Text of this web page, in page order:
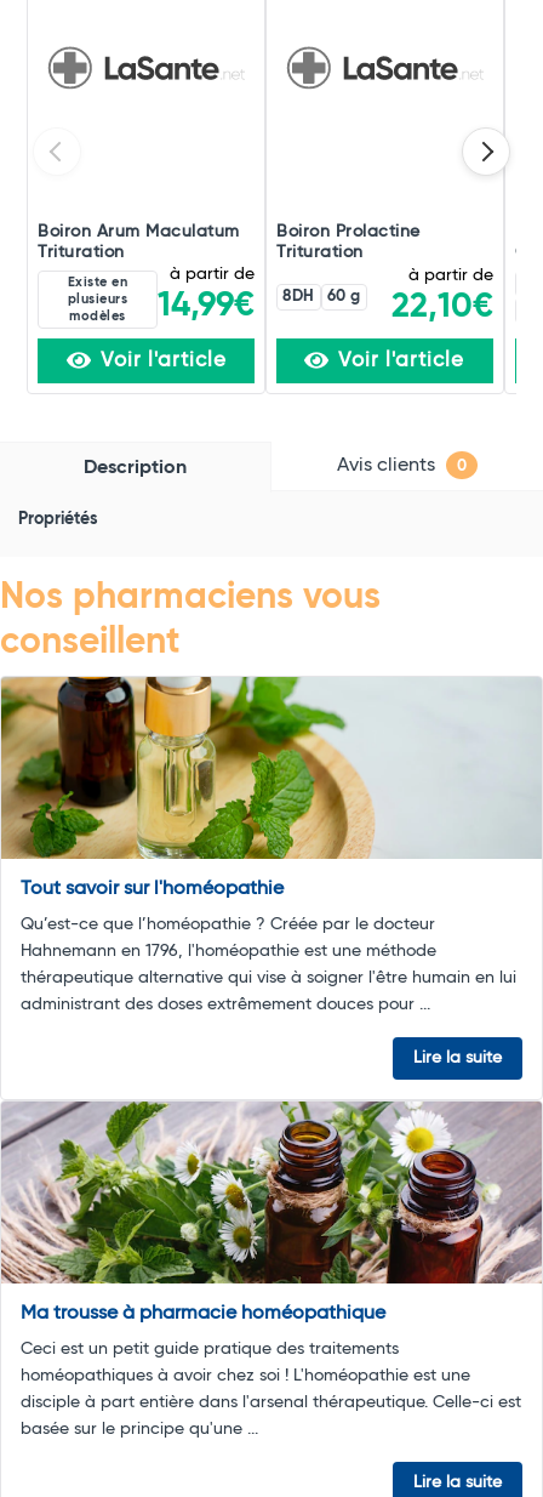
Boiron Arum Maculatum
Trituration
Existe en
plusieurs
modèles
à partir de
14,99€
Voir l'article
Boiron Prolactine
Trituration
8DH 60 g
à partir de
22,10€
Voir l'article
Description Avis clients 0
Propriétés
Nos pharmaciens vous
conseillent
Tout savoir sur l'homéopathie
Qu’est-ce que l’homéopathie ? Créée par le docteur
Hahnemann en 1796, l'homéopathie est une méthode
thérapeutique alternative qui vise à soigner l'être humain en lui
administrant des doses extrêmement douces pour ...
Lire la suite
Ma trousse à pharmacie homéopathique
Ceci est un petit guide pratique des traitements
homéopathiques à avoir chez soi ! L'homéopathie est une
disciple à part entière dans l'arsenal thérapeutique. Celle-ci est
basée sur le principe qu'une ...
Lire la suite